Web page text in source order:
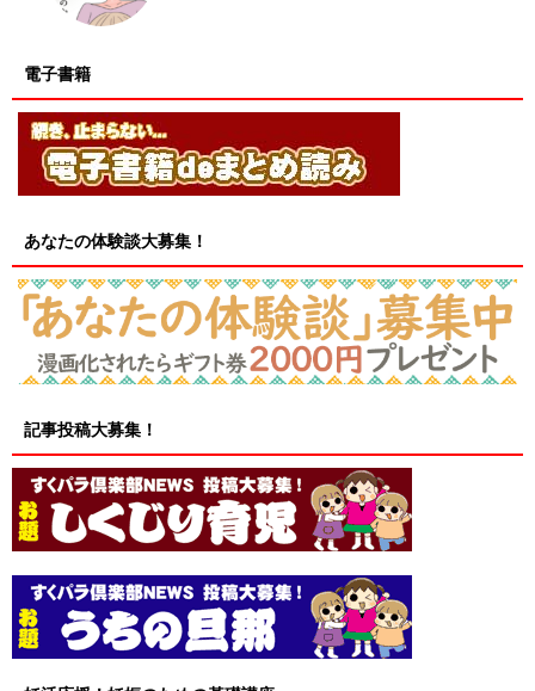
電子書籍
あなたの体験談大募集！
記事投稿大募集！